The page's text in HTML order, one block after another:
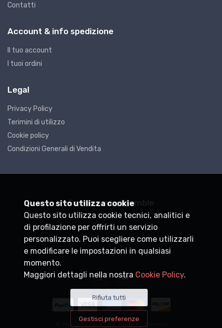
G7 - Godroni
€8.08
Contatti
Account & info spedizione
Il tuo account
I tuoi ordini
Legal
Privacy Policy
Terimini di utilizzo
Cookie policy
Condizioni Generali di Vendita
Ferramenta Xtumble
P.IVADEMO0000000
+39
info@xtumble.com
© All rights reserved. Made by
Questo sito utilizza cookie
Questo sito utilizza cookie tecnici, analitici e
di profilazione per offrirti un servizio
personalizzato. Puoi scegliere come utilizzarli
e modificare le impostazioni in qualsiasi
momento.
Maggiori dettagli nella nostra Cookie Policy.
Rifiuta tutti
Gestisci preferenze